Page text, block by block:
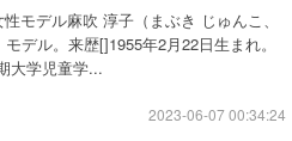
モデル麻吹 淳子（まぶき じゅんこ、
デル。来歴[]1955年2月22日生まれ。
大学児童学...
2023-06-07 00:34:24